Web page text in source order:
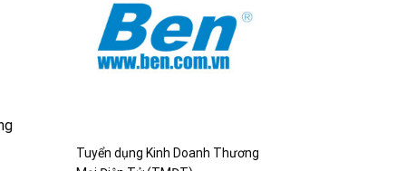
Tuyển dụng Kinh Doanh Thương